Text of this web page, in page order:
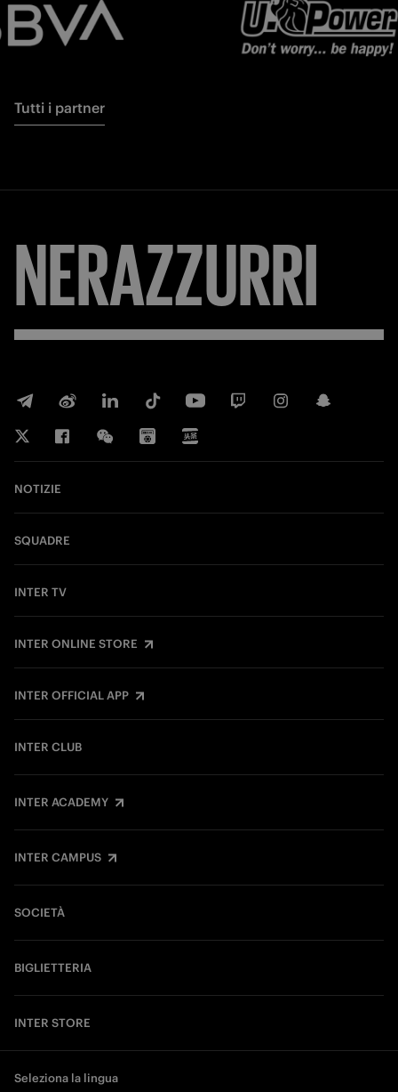
Tutti i partner
NERAZZURRI
NOTIZIE
SQUADRE
INTER TV
INTER ONLINE STORE
INTER OFFICIAL APP
INTER CLUB
INTER ACADEMY
INTER CAMPUS
SOCIETÀ
BIGLIETTERIA
INTER STORE
Seleziona la lingua